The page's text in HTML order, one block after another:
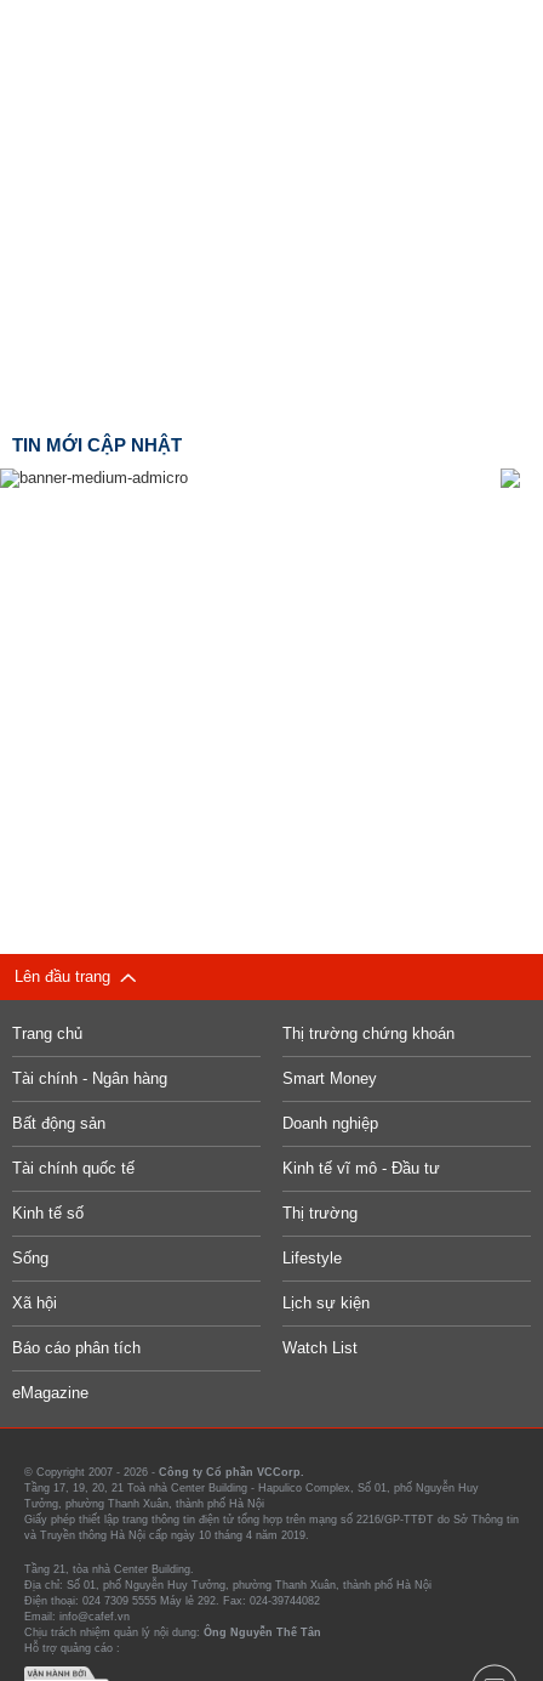
TIN MỚI CẬP NHẬT
Lên đầu trang
Trang chủ Thị trường chứng khoán
Tài chính - Ngân hàng Smart Money
Bất động sản Doanh nghiệp
Tài chính quốc tế Kinh tế vĩ mô - Đầu tư
Kinh tế số Thị trường
Sống Lifestyle
Xã hội Lịch sự kiện
Báo cáo phân tích Watch List
eMagazine
© Copyright 2007 - 2026 - Công ty Cổ phần VCCorp.
Tầng 17, 19, 20, 21 Toà nhà Center Building - Hapulico Complex, Số 01, phố Nguyễn Huy
Tưởng, phường Thanh Xuân, thành phố Hà Nội
Giấy phép thiết lập trang thông tin điện tử tổng hợp trên mạng số 2216/GP-TTĐT do Sở Thông tin
và Truyền thông Hà Nội cấp ngày 10 tháng 4 năm 2019.
Tầng 21, tòa nhà Center Building.
Địa chỉ: Số 01, phố Nguyễn Huy Tưởng, phường Thanh Xuân, thành phố Hà Nội
Điện thoại: 024 7309 5555 Máy lẻ 292. Fax: 024-39744082
Email: info@cafef.vn
Chịu trách nhiệm quản lý nội dung: Ông Nguyễn Thế Tân
Hỗ trợ quảng cáo :